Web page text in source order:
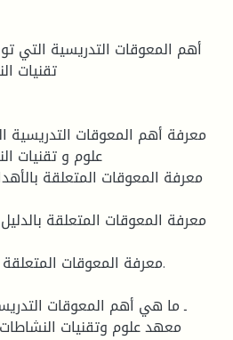
أهم المعوقات التدريسية التي
تقنيات
علوم و تقنيات
ـ ما هي أهم المعوقات
معهد علوم وتقنيات النشاطات